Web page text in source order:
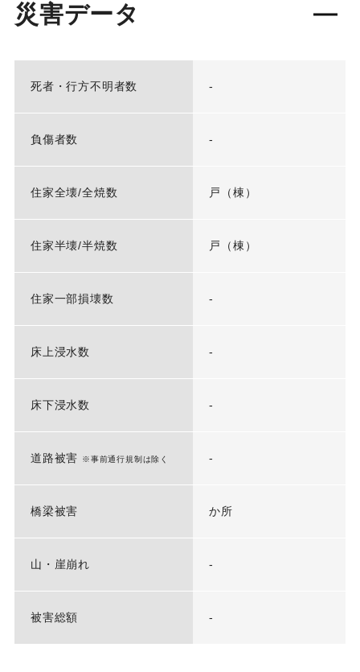
災害データ
死者・行方不明者数 -
負傷者数 -
住家全壊/全焼数 戸（棟）
住家半壊/半焼数 戸（棟）
住家一部損壊数 -
床上浸水数 -
床下浸水数 -
道路被害 ※事前通行規制は除く -
橋梁被害 か所
山・崖崩れ -
被害総額 -